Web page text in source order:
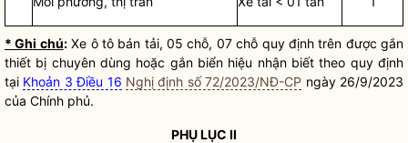
* Ghi chú:Xe ô tô bán tải, 05 chỗ, 07 chỗ quy định trên được gắn
thiết bị chuyên dùng hoặc gắn biển hiệu nhận biết theo quy định
tại Khoản 3 Điều 16 Nghị định số 72/2023/NĐ-CP ngày 26/9/2023
của Chính phủ.
PHỤ LỤC II